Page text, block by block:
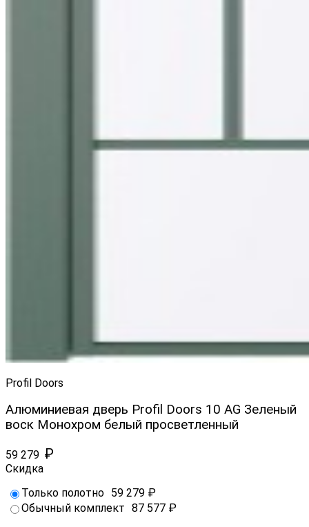
Profil Doors
Алюминиевая дверь Profil Doors 10 AG Зеленый
воск Монохром белый просветленный
59 279 ₽
Скидка
Только полотно 59 279 ₽
Обычный комплект 87 577 ₽